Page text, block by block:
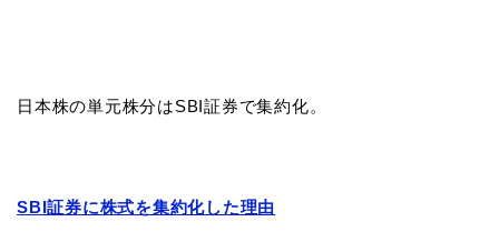
日本株の単元株分はSBI証券で集約化。
SBI証券に株式を集約化した理由